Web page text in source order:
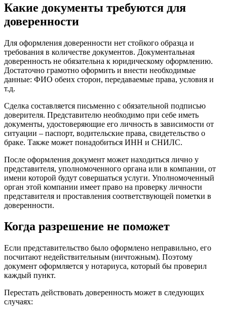
Какие документы требуются для
доверенности
Для оформления доверенности нет стойкого образца и
требования в количестве документов. Документальная
доверенность не обязательна к юридическому оформлению.
Достаточно грамотно оформить и внести необходимые
данные: ФИО обеих сторон, передаваемые права, условия и
т.д.
Сделка составляется письменно с обязательной подписью
доверителя. Представителю необходимо при себе иметь
документы, удостоверяющие его личность в зависимости от
ситуации – паспорт, водительские права, свидетельство о
браке. Также может понадобиться ИНН и СНИЛС.
После оформления документ может находиться лично у
представителя, уполномоченного органа или в компании, от
имени которой будут совершаться услуги. Уполномоченный
орган этой компании имеет право на проверку личности
представителя и проставления соответствующей пометки в
доверенности.
Когда разрешение не поможет
Если представительство было оформлено неправильно, его
посчитают недействительным (ничтожным). Поэтому
документ оформляется у нотариуса, который бы проверил
каждый пункт.
Перестать действовать доверенность может в следующих
случаях: